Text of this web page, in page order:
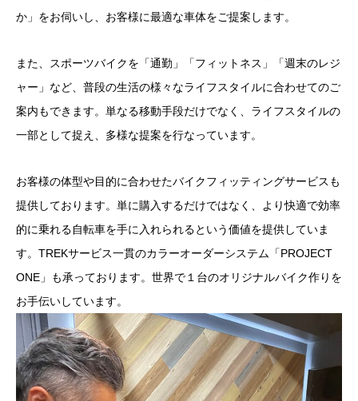
か」をお伺いし、お客様に最適な車体をご提案します。
また、スポーツバイクを「通勤」「フィットネス」「週末のレジ
ャー」など、普段の生活の様々なライフスタイルに合わせてのご
案内もできます。単なる移動手段だけでなく、ライフスタイルの
一部として捉え、多様な提案を行なっています。
お客様の体型や目的に合わせたバイクフィッティングサービスも
提供しております。単に購入するだけではなく、より快適で効率
的に乗れる自転車を手に入れられるという価値を提供していま
す。TREKサービス一貫のカラーオーダーシステム「PROJECT
ONE」も承っております。世界で１台のオリジナルバイク作りを
お手伝いしています。